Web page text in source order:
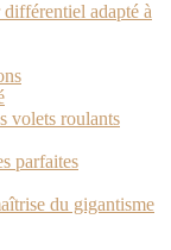
adapté à
volets roulants
parfaites
du gigantisme